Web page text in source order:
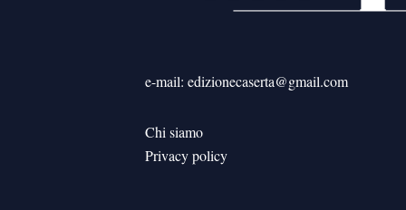
e-mail: edizionecaserta@gmail.com
Chi siamo
Privacy policy